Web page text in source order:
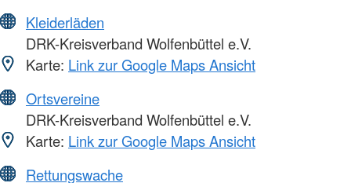
Kleiderläden
DRK-Kreisverband Wolfenbüttel e.V.
Karte: Link zur Google Maps Ansicht
Ortsvereine
DRK-Kreisverband Wolfenbüttel e.V.
Karte: Link zur Google Maps Ansicht
Rettungswache